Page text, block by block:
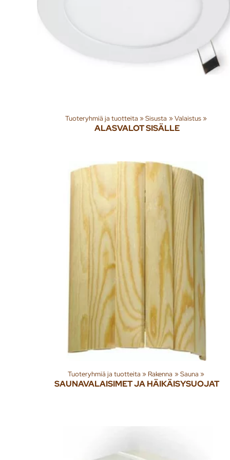
Tuoteryhmiä ja tuotteita ‪»Sisusta ‪»Valaistus‪»
ALASVALOT SISÄLLE
Tuoteryhmiä ja tuotteita ‪» Rakenna ‪»Sauna ‪»
SAUNAVALAISIMET JA HÄIKÄISYSUOJAT